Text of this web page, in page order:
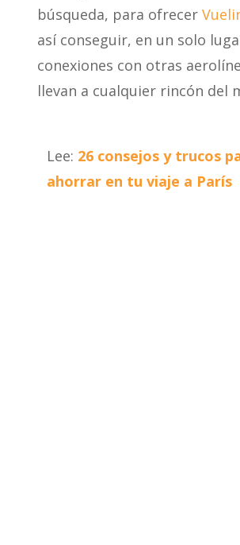
búsqueda, para ofrecer
así conseguir, en un solo
conexiones con otras
llevan a cualquier rincón del
Lee: 26 consejos y trucos
ahorrar en tu viaje a París